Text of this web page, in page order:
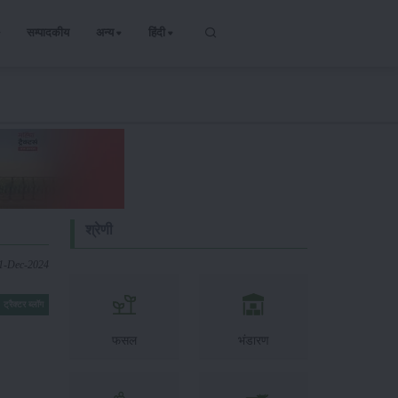
सम्पादकीय अन्य हिंदी
Dec-2024
फसल भंडारण